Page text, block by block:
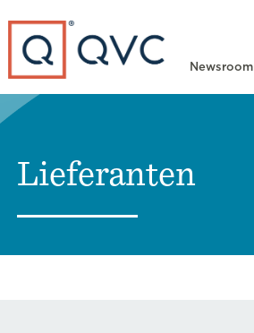
Newsroom
Type to search
Lieferanten